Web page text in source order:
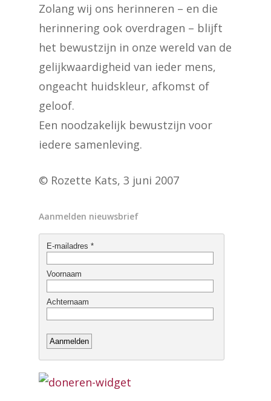
Zolang wij ons herinneren – en die
herinnering ook overdragen – blijft
het bewustzijn in onze wereld van de
gelijkwaardigheid van ieder mens,
ongeacht huidskleur, afkomst of
geloof.
Een noodzakelijk bewustzijn voor
iedere samenleving.
© Rozette Kats, 3 juni 2007
Aanmelden nieuwsbrief